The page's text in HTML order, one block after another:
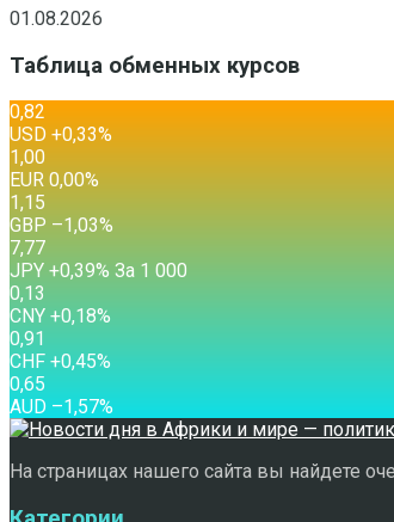
01.08.2026
Таблица обменных курсов
0,82
USD +0,33%
1,00
EUR 0,00%
1,15
GBP –1,03%
7,77
JPY +0,39% За 1 000
0,13
CNY +0,18%
0,91
CHF +0,45%
0,65
AUD –1,57%
На страницах нашего сайта вы найдете